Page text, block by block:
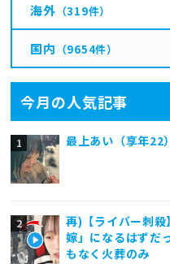
海外 （319件）
国内 （9654件）
今月の人気記事
最上あい（享年22
再)【ライバー刺
嫁」になるはずだ
もなく火葬のみ